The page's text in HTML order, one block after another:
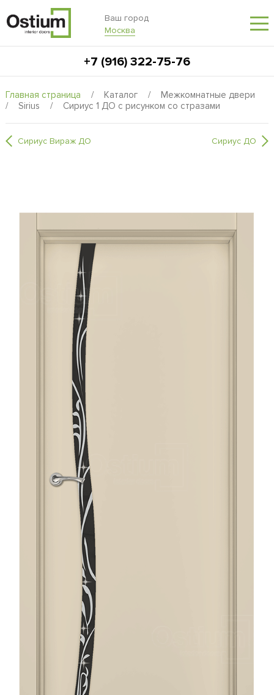
Ваш город
Москва
+7 (916) 322-75-76
Главная страница / Каталог /
Межкомнатные двери
/
Sirius / Сириус 1 ДО с рисунком со стразами
Сириус Вираж ДО Сириус ДО